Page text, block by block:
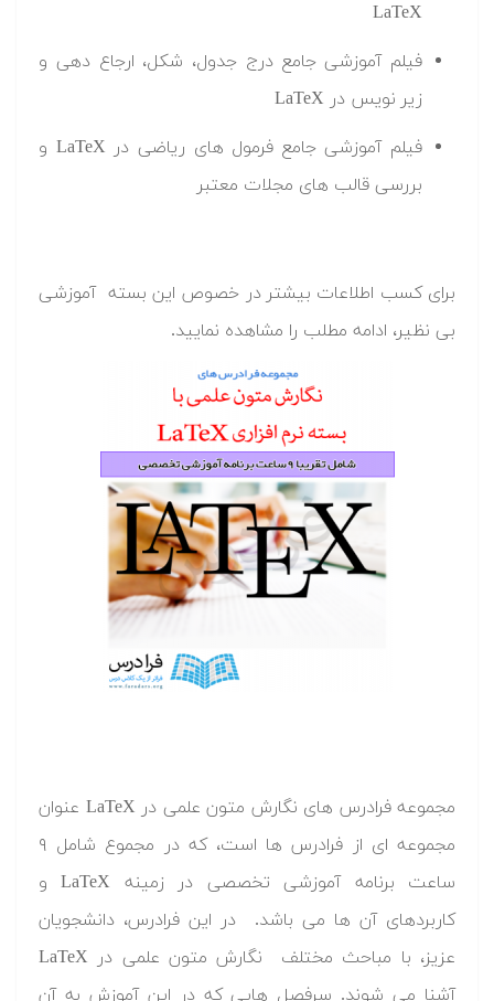
LaTeX
فیلم آموزشی جامع درج جدول، شکل، ارجاع دهی و
زیر نویس در LaTeX
فیلم آموزشی جامع فرمول های ریاضی در LaTeX و
بررسی قالب های مجلات معتبر
برای کسب اطلاعات بیشتر در خصوص این بسته آموزشی
بی نظیر، ادامه مطلب را مشاهده نمایید.
مجموعه فرادرس های نگارش متون علمی در LaTeX عنوان
مجموعه ای از فرادرس ها است، که در مجموع شامل ۹
ساعت برنامه آموزشی تخصصی در زمینه LaTeX و
کاربردهای آن ها می باشد. در این فرادرس، دانشجویان
عزیز، با مباحث مختلف نگارش متون علمی در LaTeX
آشنا می شوند. سرفصل هایی که در این آموزش به آن